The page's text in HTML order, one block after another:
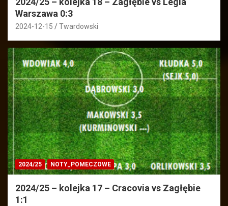
Warszawa 0:3
2024-12-15 Twardowski
2024/25 NOTY_POMECZOWE
2024/25 – kolejka 17 – Cracovia vs Zagłębie
1:1